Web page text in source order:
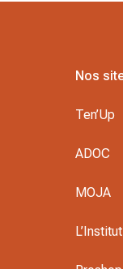
Nos
Ten’Up
ADOC
MOJA